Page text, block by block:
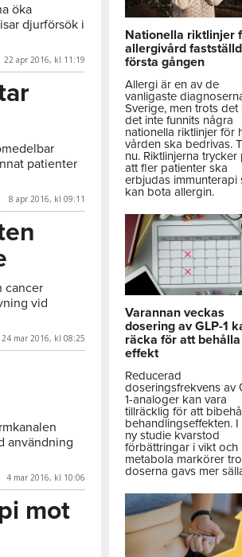
öka
djurförsök i
22 apr 2016, kl 11:19
patienter
8 apr 2016, kl 09:11
cancer
vid
24 mar 2016, kl 08:25
användning
4 mar 2016, kl 10:06
mot
Nationella riktlinjer
allergivård
första gången
Allergi är en av de
vanligaste
Sverige, men trots det
det inte funnits några
nationella riktlinjer för
vården ska bedrivas.
nu. Riktlinjerna trycker
att fler patienter ska
erbjudas immunterapi
kan bota allergin.
Varannan veckas
dosering av GLP-1
räcka för att behålla
effekt
Reducerad
doseringsfrekvens av
1-analoger kan vara
tillräcklig för att
behandlingseffekten. I
ny studie kvarstod
förbättringar i vikt och
metabola markörer
doserna gavs mer